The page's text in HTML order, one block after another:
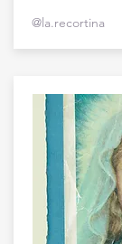
@la.recortina